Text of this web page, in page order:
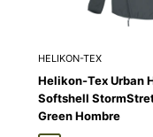
HELIKON-TEX
Helikon-Tex Urban
Softshell
Green Hombre